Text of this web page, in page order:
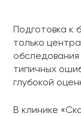
Подготовка
только
обследования
типичных
глубокой
В клинике